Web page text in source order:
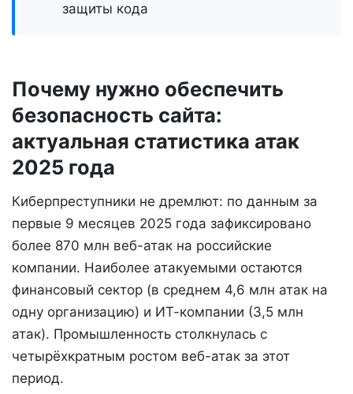
защиты кода
Почему нужно обеспечить
безопасность сайта:
актуальная статистика атак
2025 года
Киберпреступники не дремлют: по данным за
первые 9 месяцев 2025 года зафиксировано
более 870 млн веб-атак на российские
компании. Наиболее атакуемыми остаются
финансовый сектор (в среднем 4,6 млн атак на
одну организацию) и ИТ-компании (3,5 млн
атак). Промышленность столкнулась с
четырёхкратным ростом веб-атак за этот
период.